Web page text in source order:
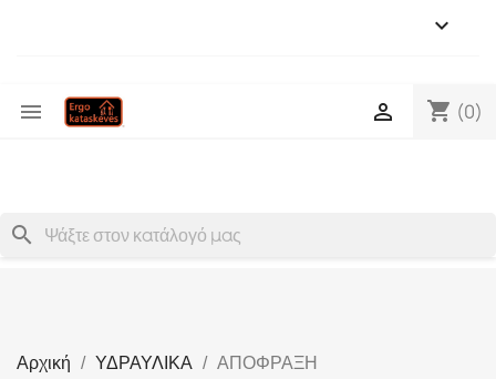

 shopping_cart (0)

search
Αρχική ΥΔΡΑΥΛΙΚΑ ΑΠΟΦΡΑΞΗ